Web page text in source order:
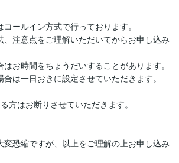
コールイン方式で行っております。
、注意点をご理解いただいてからお申し込み
はお時間をちょうだいすることがあります。
合は一日おきに設定させていただきます。
方はお断りさせていただきます。
変恐縮ですが、以上をご理解の上お申し込み